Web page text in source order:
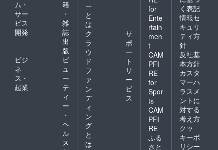
ム・
サー
ビス
開発
籍
・
雑
誌
出
版
ビジ
ネ
ス・
起業
ビ
ュ
ー
テ
ィ
ー
・
ヘ
ル
ス
ー
と
は
ク
ラ
ウ
ド
フ
ァ
ン
デ
ィ
ン
グ
と
は
サ
ポ
ー
ト
サ
ー
ビ
ス
for
Ente
rtain
men
t
CAM
PFI
RE
for
Spor
ts
CAM
PFI
RE
ふる
さと
く表記
情報セ
キュリ
ティ方
針
反社基
本方針
カスタ
マーハ
ラスメ
ントに
対する
考え方
クッ
キーポ
リシー